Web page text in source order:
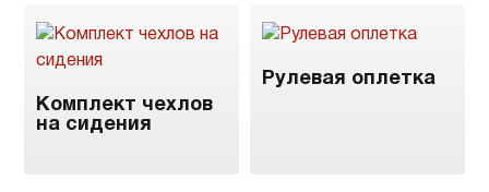
Комплект чехлов
на сидения
Рулевая оплетка